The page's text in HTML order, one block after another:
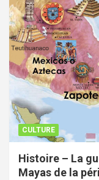
CULTURE
Histoire – La
Mayas de la